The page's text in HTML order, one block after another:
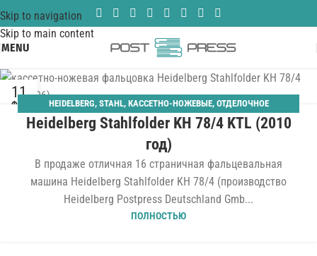
Skip to navigation
Skip to main content
MENU
11
ФЕВ HEIDELBERG, STAHL, КАССЕТНО-НОЖЕВЫЕ, ОТДЕЛОЧНОЕ
ОБОРУДОВАНИЕ ПАЛЛЕТНЫЙ САМОНАКЛАД,ФАЛЬЦЕВАЛЬНЫЕ
Heidelberg Stahlfolder KH 78/4 KTL (2010
год)
В продаже отличная 16 страничная фальцевальная
машина Heidelberg Stahlfolder KH 78/4 (производство
Heidelberg Postpress Deutschland Gmb...
ПОЛНОСТЬЮ